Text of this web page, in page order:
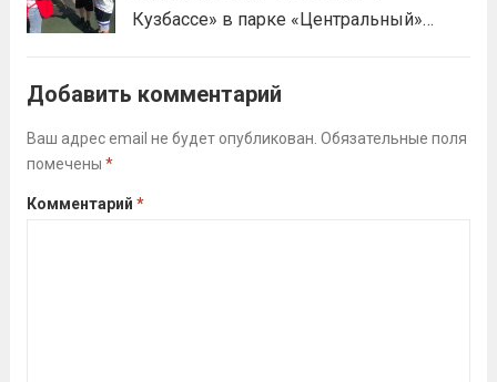
отличные результаты, подтверждая,...
Кузбассе» в парке «Центральный»
спортивного комплекса «Готов к труду
и обороне» (ГТО)!Все желающие
выполнении нормативов ВФСК ГТО️⁣⁣⠀Те,
Добавить комментарий
Ваш адрес email не будет опубликован. Обязательные поля
помечены *
Комментарий *